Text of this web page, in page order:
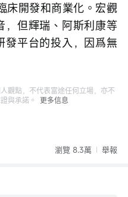
床開發和商業化。宏觀
，但輝瑞、阿斯利康等
發平台的投入，因爲無
觀點，不代表富途任何立場，亦不
與承諾。
更多信息
瀏覽 8.3萬 舉報